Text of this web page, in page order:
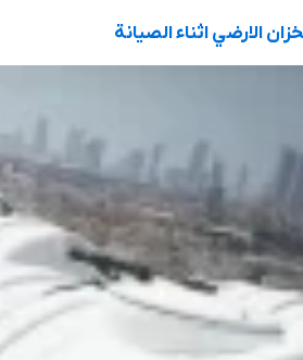
الارضي اثناء الصيانة